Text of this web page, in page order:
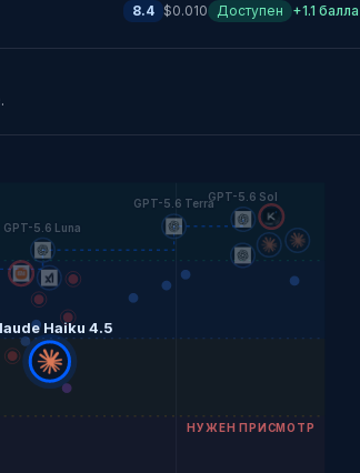
8.4 $0.010 Доступен +1.1 балла
НУЖЕН ПРИСМОТР
GPT-5.6 Sol
GPT-5.6 Terra
GPT-5.6 Luna
Haiku 4.5